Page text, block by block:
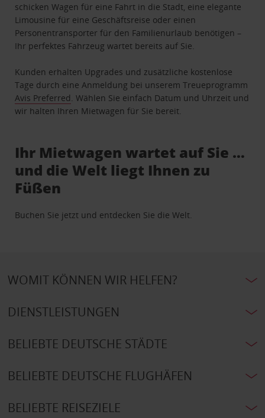
schicken Wagen für eine Fahrt in die Stadt, eine elegante
Limousine für eine Geschäftsreise oder einen
Personentransporter für den Familienurlaub benötigen –
Ihr perfektes Fahrzeug wartet bereits auf Sie.
Kunden erhalten Upgrades und zusätzliche kostenlose
Tage durch eine Anmeldung bei unserem Treueprogramm
Avis Preferred . Wählen Sie einfach Datum und Uhrzeit und
wir halten Ihren Mietwagen für Sie bereit.
Ihr Mietwagen wartet auf Sie …
und die Welt liegt Ihnen zu
Füßen
Buchen Sie jetzt und entdecken Sie die Welt.
WOMIT KÖNNEN WIR HELFEN?
DIENSTLEISTUNGEN
BELIEBTE DEUTSCHE STÄDTE
BELIEBTE DEUTSCHE FLUGHÄFEN
BELIEBTE REISEZIELE